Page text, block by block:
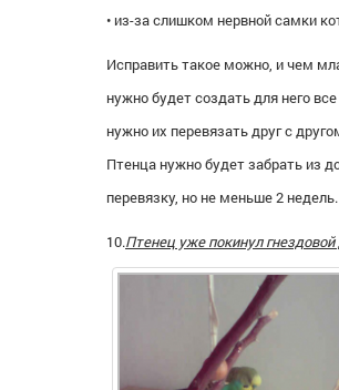
• из-за слишком нервной самки
Исправить такое можно, и чем
нужно будет создать для него
нужно их перевязать друг с
Птенца нужно будет забрать из
перевязку, но не меньше 2 недель.
10.Птенец уже покинул